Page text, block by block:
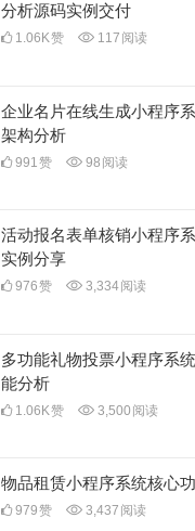
分析源码实例交付
1.06K赞 117 阅读
企业名片在线生成小程序
架构分析
991赞 98 阅读
活动报名表单核销小程序
实例分享
976赞 3,334阅读
多功能礼物投票小程序系
能分析
1.06K赞 3,500 阅读
物品租赁小程序系统核心
979赞 3,437 阅读